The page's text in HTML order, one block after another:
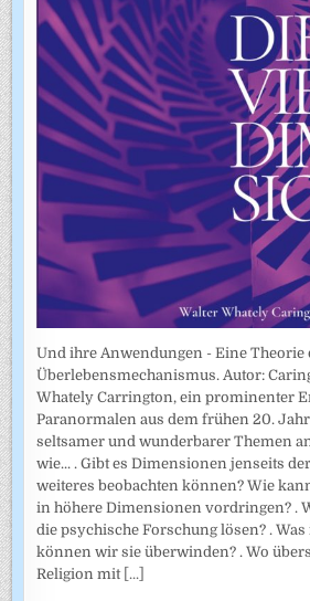
Und ihre Anwendungen - Eine Theorie
Überlebensmechanismus. Autor:
Whately Carrington, ein prominenter
Paranormalen aus dem frühen 20.
seltsamer und wunderbarer Themen
wie... . Gibt es Dimensionen jenseits
weiteres beobachten können? Wie
in höhere Dimensionen vordringen? .
die psychische Forschung lösen? .
können wir sie überwinden? . Wo
Religion mit [...]